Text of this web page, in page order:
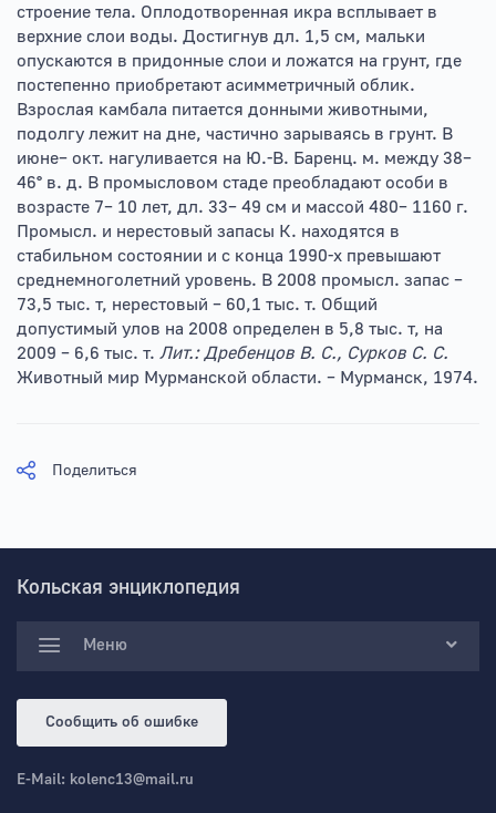
строение тела. Оплодотворенная икра всплывает в
верхние слои воды. Достигнув дл. 1,5 см, мальки
опускаются в придонные слои и ложатся на грунт, где
постепенно приобретают асимметричный облик.
Взрослая камбала питается донными животными,
подолгу лежит на дне, частично зарываясь в грунт. В
июне– окт. нагуливается на Ю.-В. Баренц. м. между 38–
46° в. д. В промысловом стаде преобладают особи в
возрасте 7– 10 лет, дл. 33– 49 см и массой 480– 1160 г.
Промысл. и нерестовый запасы К. находятся в
стабильном состоянии и с конца 1990-х превышают
среднемноголетний уровень. В 2008 промысл. запас –
73,5 тыс. т, нерестовый – 60,1 тыс. т. Общий
допустимый улов на 2008 определен в 5,8 тыс. т, на
2009 – 6,6 тыс. т. Лит.: Дребенцов В. С., Сурков С. С.
Животный мир Мурманской области. – Мурманск, 1974.
Поделиться
Кольская энциклопедия
Меню
Сообщить об ошибке
E-Mail: kolenc13@mail.ru